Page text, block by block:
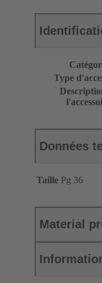
Type
Données
Taille Pg 36
Material